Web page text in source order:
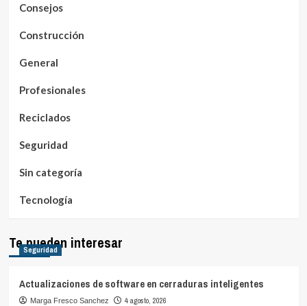
Consejos
Construcción
General
Profesionales
Reciclados
Seguridad
Sin categoría
Tecnología
Te pueden interesar
Seguridad
Actualizaciones de software en cerraduras inteligentes
Marga Fresco Sanchez 4 agosto, 2026